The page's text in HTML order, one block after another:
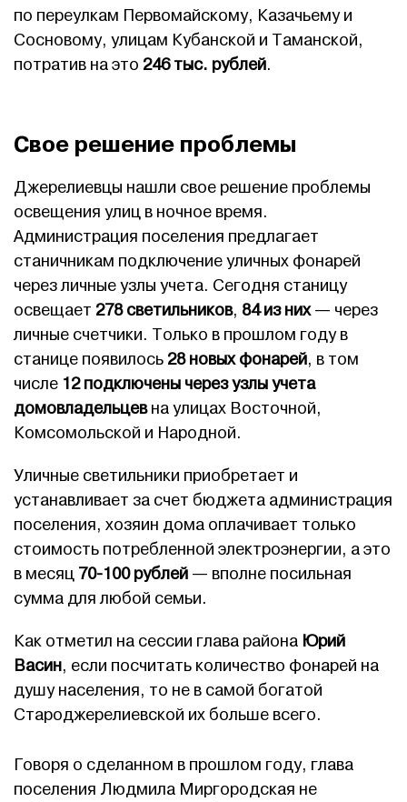
по переулкам Первомайскому, Казачьему и
Сосновому, улицам Кубанской и Таманской,
потратив на это 246 тыс. рублей.
Свое решение проблемы
Джерелиевцы нашли свое решение проблемы
освещения улиц в ночное время.
Администрация поселения предлагает
станичникам подключение уличных фонарей
через личные узлы учета. Сегодня станицу
освещает 278 светильников, 84 из них— через
личные счетчики. Только в прошлом году в
станице появилось 28 новых фонарей, в том
числе 12 подключены через узлы учета
домовладельцевна улицах Восточной,
Комсомольской и Народной.
Уличные светильники приобретает и
устанавливает за счет бюджета администрация
поселения, хозяин дома оплачивает только
стоимость потребленной электроэнергии, а это
в месяц 70-100 рублей — вполне посильная
сумма для любой семьи.
Как отметил на сессии глава района Юрий
Васин, если посчитать количество фонарей на
душу населения, то не в самой богатой
Староджерелиевской их больше всего.
Говоря о сделанном в прошлом году, глава
поселения Людмила Миргородская не